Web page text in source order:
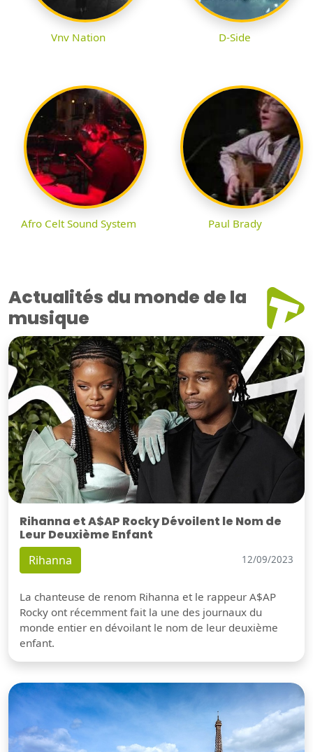
Vnv Nation D-Side
Afro Celt Sound System Paul Brady
Actualités du monde de la
musique
Rihanna et A$AP Rocky Dévoilent le Nom de
Leur Deuxième Enfant
Rihanna 12/09/2023
La chanteuse de renom Rihanna et le rappeur A$AP
Rocky ont récemment fait la une des journaux du
monde entier en dévoilant le nom de leur deuxième
enfant.